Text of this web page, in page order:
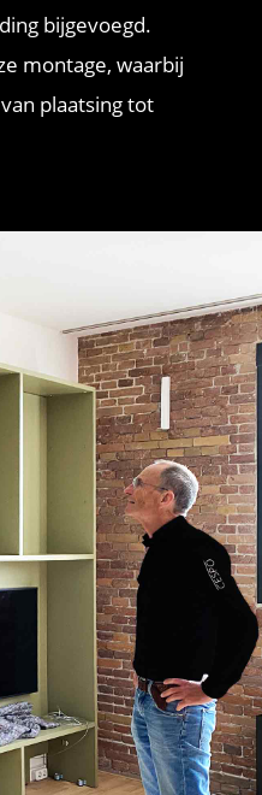
bijgevoegd.
montage, waarbij
plaatsing tot